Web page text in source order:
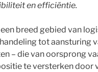
en efficiëntie.
breed gebied van
tot aansturing
– die van oorsprong
te versterken door